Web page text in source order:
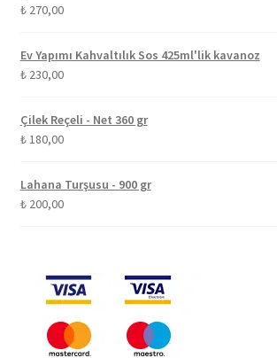
₺270,00
Ev Yapımı Kahvaltılık Sos 425ml'lik kavanoz
₺230,00
Çilek Reçeli - Net 360 gr
₺180,00
Lahana Turşusu - 900 gr
₺200,00